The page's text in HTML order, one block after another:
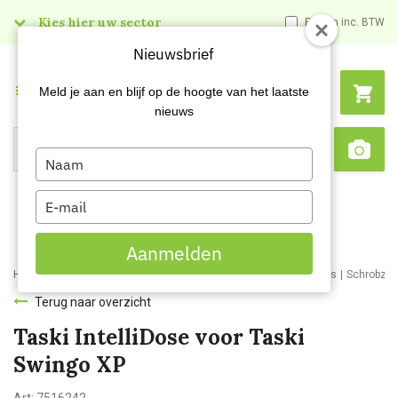
Kies hier uw sector Prijzen inc. BTW
Search
Menu
Home Webshop Schoonmaakmachines Schrobzuigmachines
Terug naar overzicht
Taski IntelliDose voor Taski
Swingo XP
Nieuwsbrief
Meld je aan en blijf op de hoogte van het laatste
nieuws
Type
your
name
Type
your
email
Aanmelden